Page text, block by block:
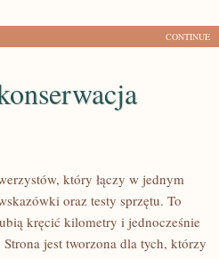
CONTINUE
który łączy w jednym
oraz testy sprzętu. To
kręcić kilometry i jednocześnie
jest tworzona dla tych, którzy